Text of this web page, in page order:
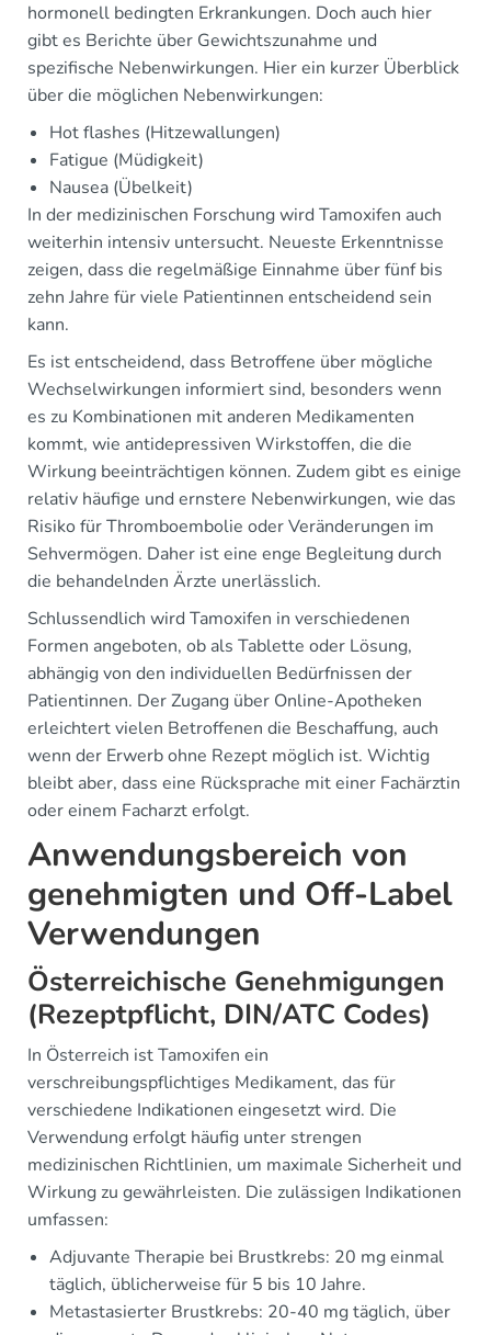
hormonell bedingten Erkrankungen. Doch auch hier
gibt es Berichte über Gewichtszunahme und
spezifische Nebenwirkungen. Hier ein kurzer Überblick
über die möglichen Nebenwirkungen:
Hot flashes (Hitzewallungen)
Fatigue (Müdigkeit)
Nausea (Übelkeit)
In der medizinischen Forschung wird Tamoxifen auch
weiterhin intensiv untersucht. Neueste Erkenntnisse
zeigen, dass die regelmäßige Einnahme über fünf bis
zehn Jahre für viele Patientinnen entscheidend sein
kann.
Es ist entscheidend, dass Betroffene über mögliche
Wechselwirkungen informiert sind, besonders wenn
es zu Kombinationen mit anderen Medikamenten
kommt, wie antidepressiven Wirkstoffen, die die
Wirkung beeinträchtigen können. Zudem gibt es einige
relativ häufige und ernstere Nebenwirkungen, wie das
Risiko für Thromboembolie oder Veränderungen im
Sehvermögen. Daher ist eine enge Begleitung durch
die behandelnden Ärzte unerlässlich.
Schlussendlich wird Tamoxifen in verschiedenen
Formen angeboten, ob als Tablette oder Lösung,
abhängig von den individuellen Bedürfnissen der
Patientinnen. Der Zugang über Online-Apotheken
erleichtert vielen Betroffenen die Beschaffung, auch
wenn der Erwerb ohne Rezept möglich ist. Wichtig
bleibt aber, dass eine Rücksprache mit einer Fachärztin
oder einem Facharzt erfolgt.
Anwendungsbereich von
genehmigten und Off-Label
Verwendungen
Österreichische Genehmigungen
(Rezeptpflicht, DIN/ATC Codes)
In Österreich ist Tamoxifen ein
verschreibungspflichtiges Medikament, das für
verschiedene Indikationen eingesetzt wird. Die
Verwendung erfolgt häufig unter strengen
medizinischen Richtlinien, um maximale Sicherheit und
Wirkung zu gewährleisten. Die zulässigen Indikationen
umfassen:
Adjuvante Therapie bei Brustkrebs: 20 mg einmal
täglich, üblicherweise für 5 bis 10 Jahre.
Metastasierter Brustkrebs: 20-40 mg täglich, über